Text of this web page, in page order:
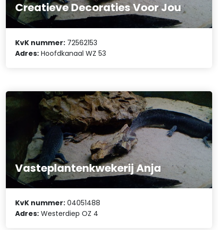
Creatieve Decoraties Voor Jou
KvK nummer: 72562153
Adres: Hoofdkanaal WZ 53
Vasteplantenkwekerij Anja
KvK nummer: 04051488
Adres: Westerdiep OZ 4